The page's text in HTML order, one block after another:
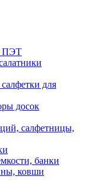
ПЭТ
для
досок
салфетницы,
банки
ковши